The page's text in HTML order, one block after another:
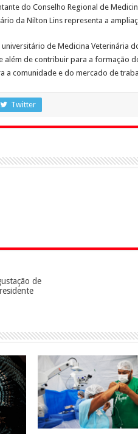
do Conselho Regional de
da Nilton Lins representa a
de Medicina Veterinária
além de contribuir para a formação
a comunidade e do mercado de
Twitter
de